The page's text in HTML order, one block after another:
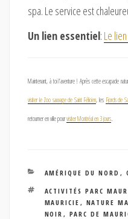
spa. Le service est
Un lien essentiel: Le
Maintenant, à toi l’aventure ! Après cette escapade
visiter le Zoo sauvage de Saint Félicien, les Fjords de
retourner en ville pourvisiter Montréal en 3 jours.
CATÉGORIES
AMÉRIQUE DU NORD ,
ÉTIQUETTES
ACTIVITÉS PARC
MAURICIE , NATURE
NOIR , PARC DE